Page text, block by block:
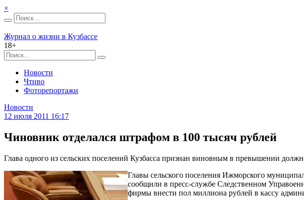
×
Журнал о жизни в Кузбассе
18+
Новости
Чтиво
Фоторепортажи
Новости
12 июля 2011 16:17
Чиновник отделался штрафом в 100 тысяч рублей
Глава одного из сельских поселений Кузбасса признан виновным в превышении
Главы сельского поселения Ижморского
сообщили в пресс-службе Следственном
фирмы внести пол миллиона рублей в кассу